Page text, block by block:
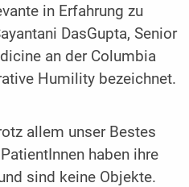
in Erfahrung zu
DasGupta, Senior
an der Columbia
Humi­l­ity bezeichnet.
allem unser Bestes
haben ihre
sind keine Objekte.